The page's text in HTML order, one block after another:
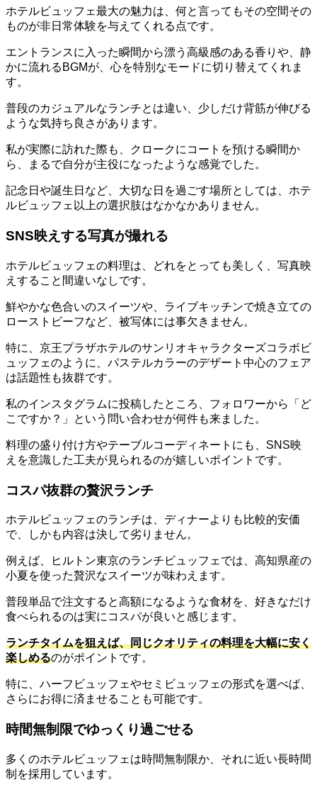
ホテルビュッフェ最大の魅力は、何と言ってもその空間その
ものが非日常体験を与えてくれる点です。
エントランスに入った瞬間から漂う高級感のある香りや、静
かに流れるBGMが、心を特別なモードに切り替えてくれま
す。
普段のカジュアルなランチとは違い、少しだけ背筋が伸びる
ような気持ち良さがあります。
私が実際に訪れた際も、クロークにコートを預ける瞬間か
ら、まるで自分が主役になったような感覚でした。
記念日や誕生日など、大切な日を過ごす場所としては、ホテ
ルビュッフェ以上の選択肢はなかなかありません。
SNS映えする写真が撮れる
ホテルビュッフェの料理は、どれをとっても美しく、写真映
えすること間違いなしです。
鮮やかな色合いのスイーツや、ライブキッチンで焼き立ての
ローストビーフなど、被写体には事欠きません。
特に、京王プラザホテルのサンリオキャラクターズコラボビ
ュッフェのように、パステルカラーのデザート中心のフェア
は話題性も抜群です。
私のインスタグラムに投稿したところ、フォロワーから「ど
こですか？」という問い合わせが何件も来ました。
料理の盛り付け方やテーブルコーディネートにも、SNS映
えを意識した工夫が見られるのが嬉しいポイントです。
コスパ抜群の贅沢ランチ
ホテルビュッフェのランチは、ディナーよりも比較的安価
で、しかも内容は決して劣りません。
例えば、ヒルトン東京のランチビュッフェでは、高知県産の
小夏を使った贅沢なスイーツが味わえます。
普段単品で注文すると高額になるような食材を、好きなだけ
食べられるのは実にコスパが良いと感じます。
ランチタイムを狙えば、同じクオリティの料理を大幅に安く
楽しめるのがポイントです。
特に、ハーフビュッフェやセミビュッフェの形式を選べば、
さらにお得に済ませることも可能です。
時間無制限でゆっくり過ごせる
多くのホテルビュッフェは時間無制限か、それに近い長時間
制を採用しています。